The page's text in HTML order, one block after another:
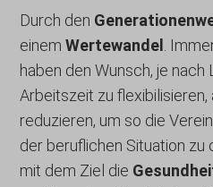
Durch den
einemWertewandel
.
haben den Wunsch, je nach
Arbeitszeit zu
reduzieren, um so die
der beruflichen Situation
mit dem Ziel die